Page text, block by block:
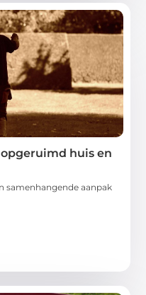
huis en
samenhangende aanpak